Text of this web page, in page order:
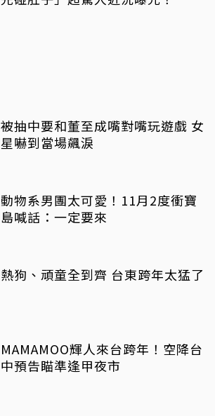
被抽中要和董至成嘴對嘴玩遊戲 女
星嚇到當場飆淚
動物系男團太可愛！11月2度衝寶
島喊話：一定要來
熱狗、頑童全到齊 台東跨年太猛了
MAMAMOO輝人來台跨年！空降台
中預告瞄準逢甲夜市